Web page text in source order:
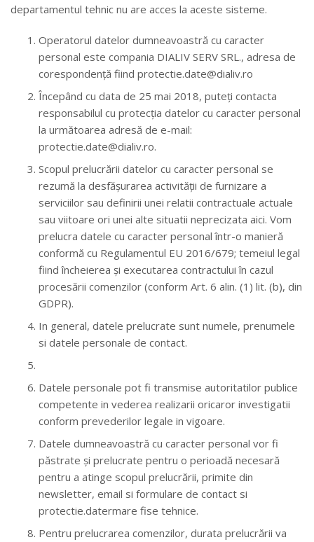
departamentul tehnic nu are acces la aceste sisteme.
Operatorul datelor dumneavoastră cu caracter
personal este compania DIALIV SERV SRL., adresa de
corespondență fiind protectie.date@dialiv.ro
Începând cu data de 25 mai 2018, puteți contacta
responsabilul cu protecția datelor cu caracter personal
la următoarea adresă de e-mail:
protectie.date@dialiv.ro.
Scopul prelucrării datelor cu caracter personal se
rezumă la desfășurarea activității de furnizare a
serviciilor sau definirii unei relatii contractuale actuale
sau viitoare ori unei alte situatii neprecizata aici. Vom
prelucra datele cu caracter personal într-o manieră
conformă cu Regulamentul EU 2016/679; temeiul legal
fiind încheierea și executarea contractului în cazul
procesării comenzilor (conform Art. 6 alin. (1) lit. (b), din
GDPR).
In general, datele prelucrate sunt numele, prenumele
si datele personale de contact.
Datele personale pot fi transmise autoritatilor publice
competente in vederea realizarii oricaror investigatii
conform prevederilor legale in vigoare.
Datele dumneavoastră cu caracter personal vor fi
păstrate și prelucrate pentru o perioadă necesară
pentru a atinge scopul prelucrării, primite din
newsletter, email si formulare de contact si
protectie.datermare fise tehnice.
Pentru prelucrarea comenzilor, durata prelucrării va